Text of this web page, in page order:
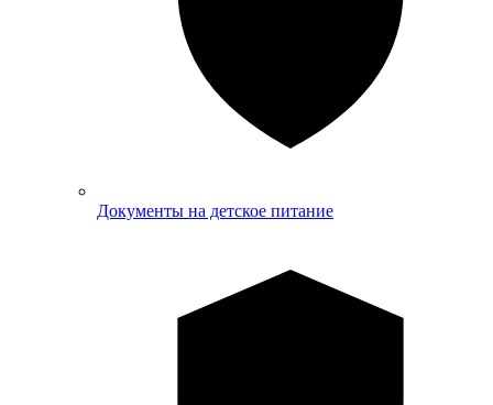
Документы на детское питание